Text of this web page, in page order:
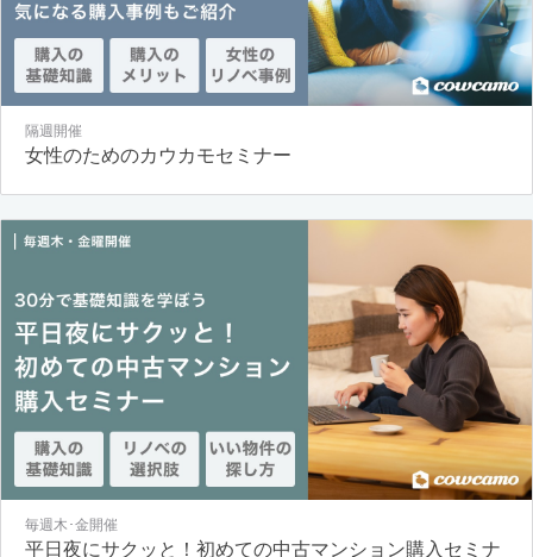
隔週開催
女性のためのカウカモセミナー
毎週木･金開催
平日夜にサクッと！初めての中古マンション購入セミナ